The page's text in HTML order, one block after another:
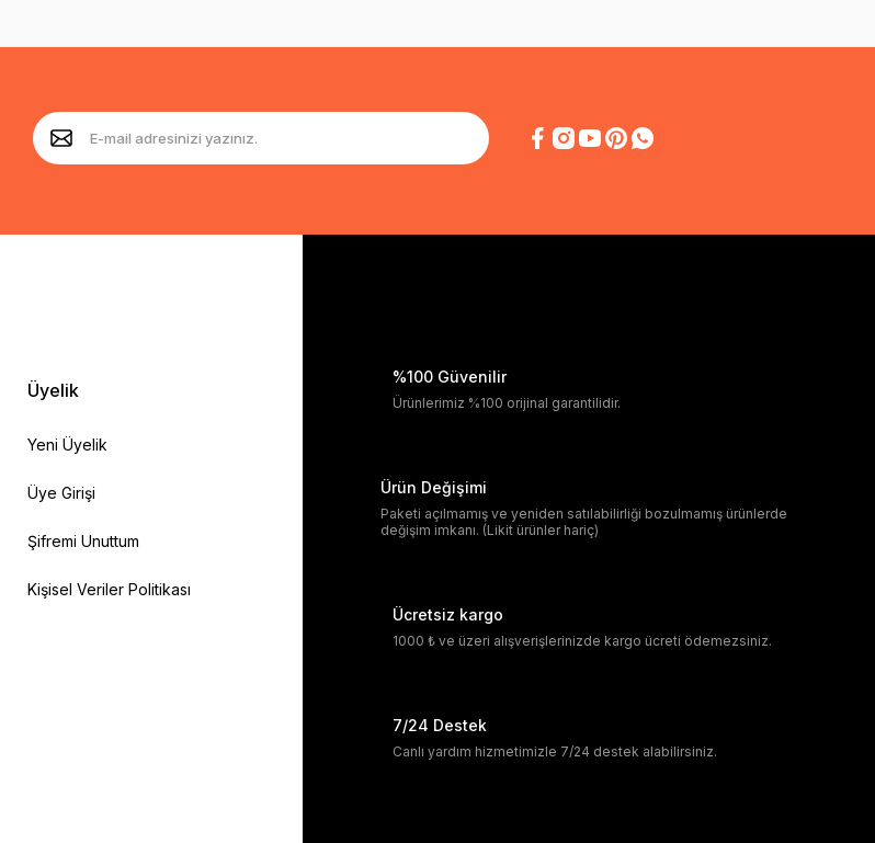
Üyelik
Yeni Üyelik
Üye Girişi
Şifremi Unuttum
Kişisel Veriler Politikası
%100 Güvenilir
Ürünlerimiz %100 orijinal garantilidir.
Ürün Değişimi
Paketi açılmamış ve yeniden satılabilirliği bozulmamış ürünlerde
değişim imkanı. (Likit ürünler hariç)
Ücretsiz kargo
1000 ₺ ve üzeri alışverişlerinizde kargo ücreti ödemezsiniz.
7/24 Destek
Canlı yardım hizmetimizle 7/24 destek alabilirsiniz.